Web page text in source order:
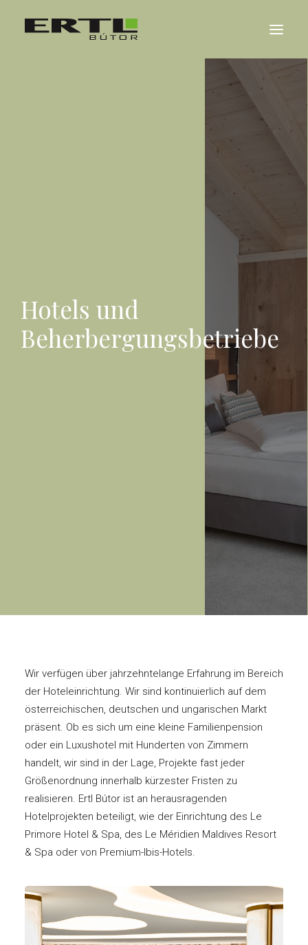
Hotels und
Beherbergungsbetriebe
Wir verfügen über jahrzehntelange Erfahrung im Bereich
der Hoteleinrichtung. Wir sind kontinuierlich auf dem
österreichischen, deutschen und ungarischen Markt
präsent. Ob es sich um eine kleine Familienpension
oder ein Luxushotel mit Hunderten von Zimmern
handelt, wir sind in der Lage, Projekte fast jeder
Größenordnung innerhalb kürzester Fristen zu
realisieren. Ertl Bútor ist an herausragenden
Hotelprojekten beteiligt, wie der Einrichtung des Le
Primore Hotel & Spa, des Le Méridien Maldives Resort
& Spa oder von Premium-Ibis-Hotels.